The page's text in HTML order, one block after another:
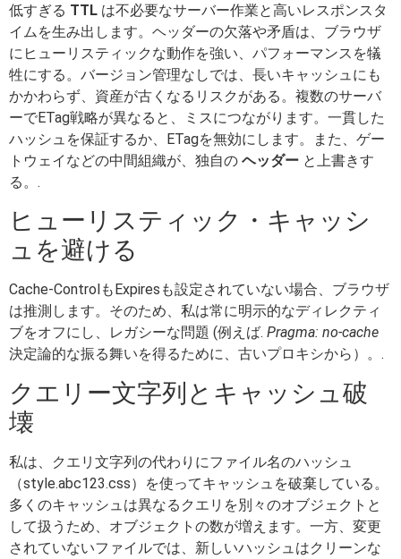
低すぎる TTL は不必要なサーバー作業と高いレスポンスタ
イムを生み出します。ヘッダーの欠落や矛盾は、ブラウザ
にヒューリスティックな動作を強い、パフォーマンスを犠
牲にする。バージョン管理なしでは、長いキャッシュにも
かかわらず、資産が古くなるリスクがある。複数のサーバ
ーでETag戦略が異なると、ミスにつながります。一貫した
ハッシュを保証するか、ETagを無効にします。また、ゲー
トウェイなどの中間組織が、独自の ヘッダー と上書きす
る。.
ヒューリスティック・キャッシ
ュを避ける
Cache-ControlもExpiresも設定されていない場合、ブラウザ
は推測します。そのため、私は常に明示的なディレクティ
ブをオフにし、レガシーな問題 (例えば. Pragma: no-cache
決定論的な振る舞いを得るために、古いプロキシから）。.
クエリー文字列とキャッシュ破
壊
私は、クエリ文字列の代わりにファイル名のハッシュ
（style.abc123.css）を使ってキャッシュを破棄している。
多くのキャッシュは異なるクエリを別々のオブジェクトと
して扱うため、オブジェクトの数が増えます。一方、変更
されていないファイルでは、新しいハッシュはクリーンな